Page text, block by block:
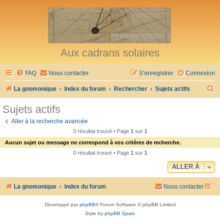
Aux cadrans solaires
FAQ Nous contacter Connexion
S’enregistrer
La gnomonique Index du forum Rechercher Sujets actifs
h
Sujets actifs
Aller à la recherche avancée
0 résultat trouvé • Page 1sur 1
Aucun sujet ou message ne correspond à vos critères de recherche.
0 résultat trouvé • Page 1sur 1
ALLER À
La gnomonique Index du forum Nous contacter
Développé parphpBB® Forum Software © phpBB Limited
Style by phpBB Spain